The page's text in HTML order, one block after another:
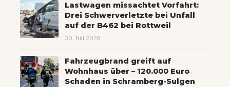
Lastwagen missachtet Vorfahrt:
Drei Schwerverletzte bei Unfall
auf der B462 bei Rottweil
30. Juli 2026
Fahrzeugbrand greift auf
Wohnhaus über – 120.000 Euro
Schaden in Schramberg-Sulgen